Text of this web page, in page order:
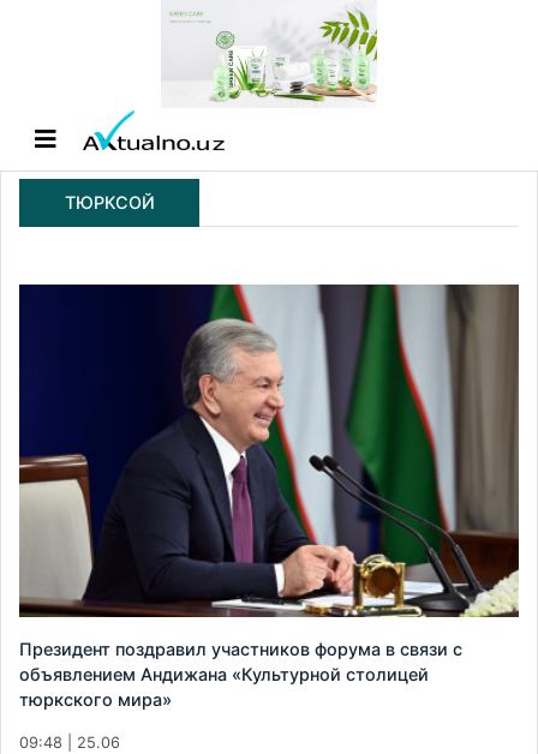
ТЮРКСОЙ
Президент поздравил участников форума в связи с
объявлением Андижана «Культурной столицей
тюркского мира»
09:48 | 25.06